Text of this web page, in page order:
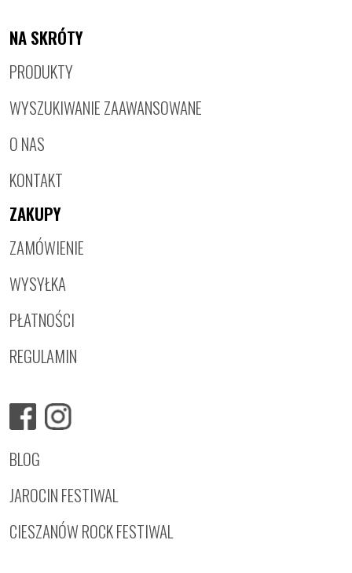
NA SKRÓTY
PRODUKTY
WYSZUKIWANIE ZAAWANSOWANE
O NAS
KONTAKT
ZAKUPY
ZAMÓWIENIE
WYSYŁKA
PŁATNOŚCI
REGULAMIN
BLOG
JAROCIN FESTIWAL
CIESZANÓW ROCK FESTIWAL